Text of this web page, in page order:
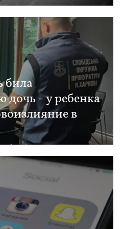
била
- у ребенка
в